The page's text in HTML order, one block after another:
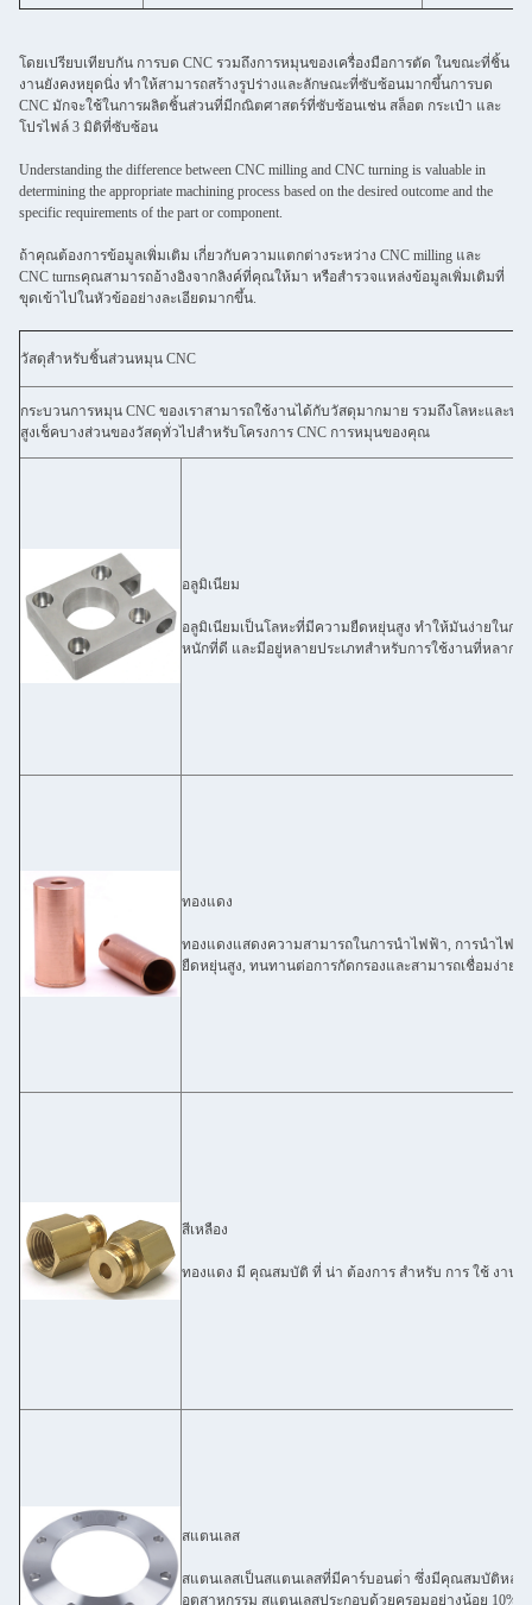
โดยเปรียบเทียบกัน การบด CNC รวมถึงการหมุนของเครื่องมือการตัด ในขณะที่ชิ้น
งานยังคงหยุดนิ่ง ทําให้สามารถสร้างรูปร่างและลักษณะที่ซับซ้อนมากขึ้นการบด
CNC มักจะใช้ในการผลิตชิ้นส่วนที่มีกณิตศาสตร์ที่ซับซ้อนเช่น สล็อต กระเป๋า และ
โปรไฟล์ 3 มิติที่ซับซ้อน
Understanding the difference between CNC milling and CNC turning is valuable in
determining the appropriate machining process based on the desired outcome and the
specific requirements of the part or component.
ถ้าคุณต้องการข้อมูลเพิ่มเติม เกี่ยวกับความแตกต่างระหว่าง CNC milling และ
CNC turnsคุณสามารถอ้างอิงจากลิงค์ที่คุณให้มา หรือสํารวจแหล่งข้อมูลเพิ่มเติมที่
ขุดเข้าไปในหัวข้ออย่างละเอียดมากขึ้น.
วัสดุสําหรับชิ้นส่วนหมุน CNC
กระบวนการหมุน CNC ของเราสามารถใช้งานได้กับวัสดุมากมาย รวมถึงโลหะแล
สูงเช็คบางส่วนของวัสดุทั่วไปสําหรับโครงการ CNC การหมุนของคุณ
อลูมิเนียม
อลูมิเนียมเป็นโลหะที่มีความยืดหยุ่นสูง ทําให้มันง่ายในก
หนักที่ดี และมีอยู่หลายประเภทสําหรับการใช้งานที่หลากห
ทองแดง
ทองแดงแสดงความสามารถในการนําไฟฟ้า, การนําไฟ
ยืดหยุ่นสูง, ทนทานต่อการกัดกรองและสามารถเชื่อมง่าย.
สีเหลือง
ทองแดง มี คุณสมบัติ ที่ น่า ต้องการ สําหรับ การ ใช้ งาน
สแตนเลส
สแตนเลสเป็นสแตนเลสที่มีคาร์บอนต่ํา ซึ่งมีคุณสมบัติหลา
อุตสาหกรรม สแตนเลสประกอบด้วยครอมอย่างน้อย 10%